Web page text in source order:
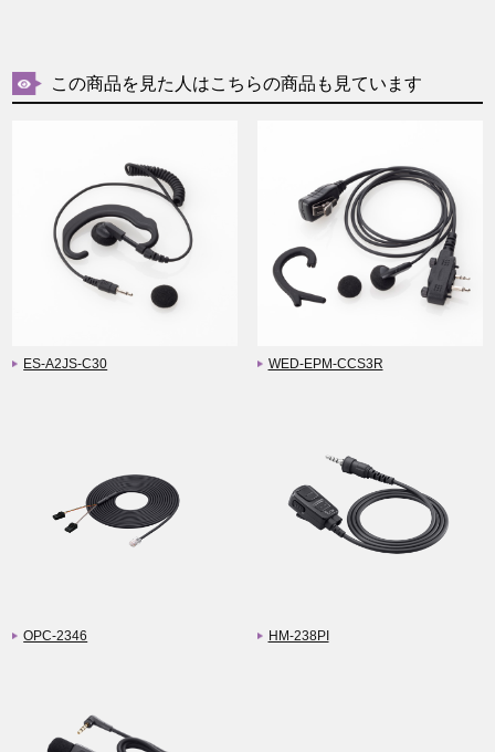
この商品を見た人はこちらの商品も見ています
ES-A2JS-C30 WED-EPM-CCS3R
OPC-2346 HM-238PI